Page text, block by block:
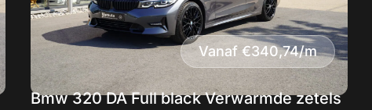
Vanaf €340,74/m
Bmw 320 DA Full black Verwarmde zetels